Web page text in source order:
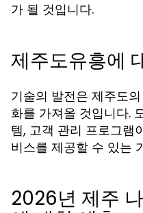
가 될 것입니다.
제주도유흥에
기술의 발전은 제주도
화를 가져올 것입니다.
템, 고객 관리 프로그램
비스를 제공할 수 있는
2026년 제주